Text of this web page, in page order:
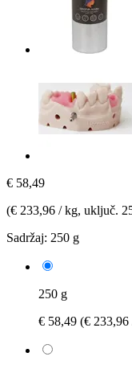
€ 58,49
(€ 233,96 / kg, uključ.
Sadržaj: 250 g
250 g
€ 58,49 (€ 233,96